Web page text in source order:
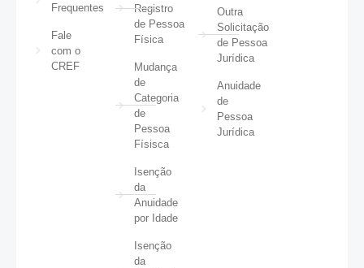
Frequentes
Fale
com o
CREF
Registro
de Pessoa
Física
Mudança
de
Categoria
de
Pessoa
Físisca
Isenção
da
Anuidade
por Idade
Isenção
da
Outra
Solicitação
de Pessoa
Jurídica
Anuidade
de
Pessoa
Jurídica